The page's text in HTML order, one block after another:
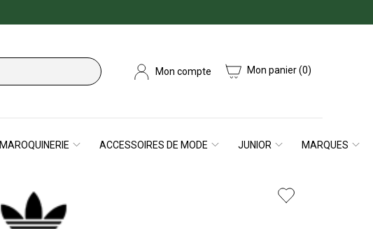
Mon compte Mon panier(0)
MAROQUINERIE ACCESSOIRES DE MODE JUNIOR MARQUES